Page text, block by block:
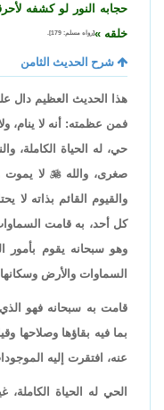
حجابه النور لو كشفه
خلقه
[رواه مسلم: 179].
شرح الحديث الثامن
هذا الحديث العظيم دال
فمن عظمته: أنه لا ينام،
حي، له الحياة الكاملة،
صغرى، والله لا يموت
والقيوم القائم بذاته لا
كل أحد، به قامت
وهو سبحانه يقوم بأمور
السماوات والأرض
قامت به سبحانه فهو الذي
بما فيه بقاؤها وصلاحها
عنه، افتقرت إليه
الحي له الحياة